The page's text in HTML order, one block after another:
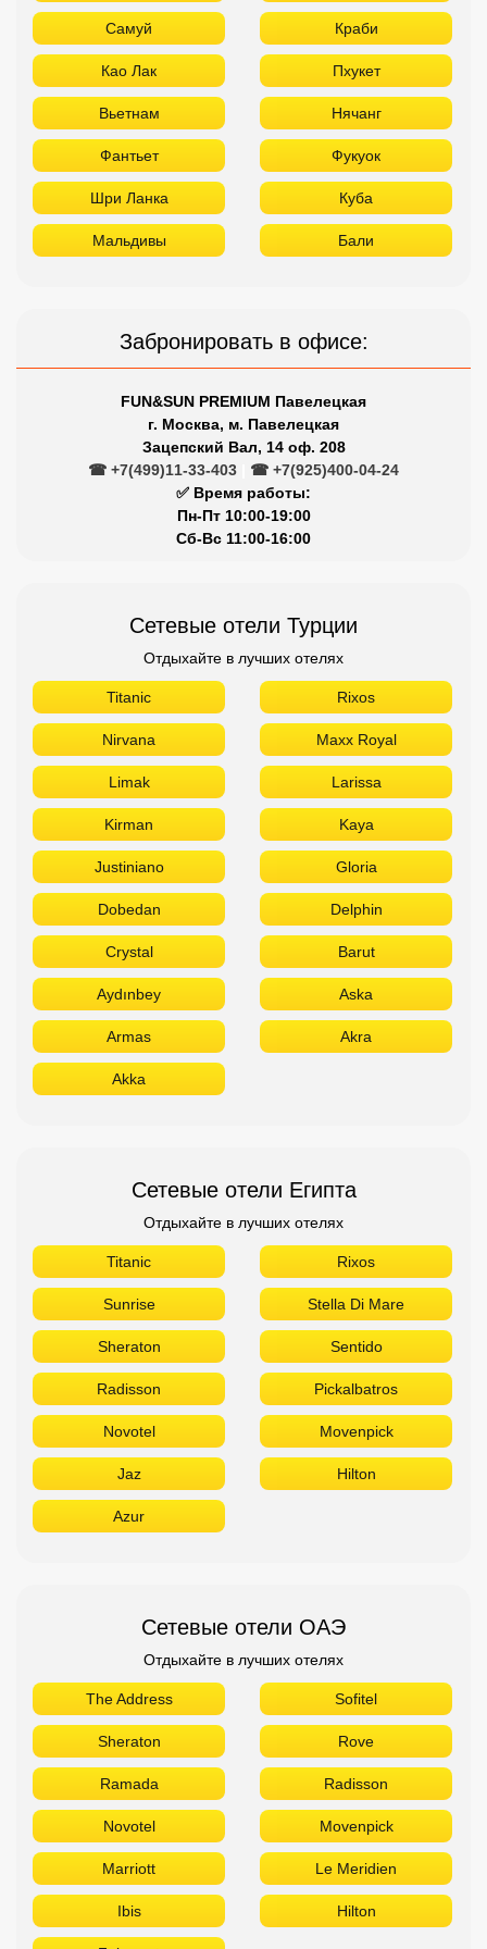
Мальдивы Бали
Забронировать в офисе:
FUN&SUN PREMIUM Павелецкая
г. Москва, м. Павелецкая
Зацепский Вал, 14 оф. 208
☎ +7(499)11-33-403
☎ +7(925)400-04-24
Сетевые отели Турции
Отдыхайте в лучших отелях
Titanic
Justiniano Gloria
Dobedan Delphin
Crystal Barut
Aydınbey Aska
Armas Akra
Akka
Сетевые отели Египта
Отдыхайте в лучших отелях
Novotel Movenpick
Jaz Hilton
Azur
Сетевые отели ОАЭ
Отдыхайте в лучших отелях
Marriott Le Meridien
Ibis Hilton
Fairmont
Поиск дешевых авиабилетов
Приложение от Авиасейлс